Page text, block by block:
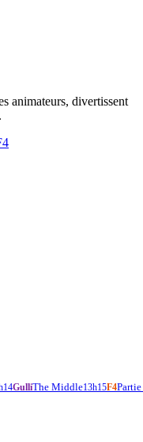
animateurs, divertissent
GulliThe Middle13h15F4